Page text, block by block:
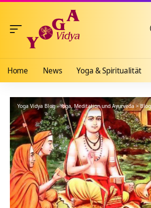
Home News Yoga & Spiritualität
Yoga Vidya Blog - Yoga, Meditation und Ayurveda>Blog